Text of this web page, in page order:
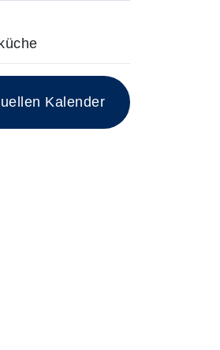
Kalender